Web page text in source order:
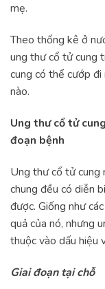
mẹ.
Theo thống kê ở
ung thư cổ tử cung
cung có thể cướp
nào.
Ung thư cổ tử
đoạn bệnh
Ung thư cổ tử cung
chung đều có diễn
được. Giống như
quả của nó, nhưng
thuộc vào dấu hiệu
Giai đoạn tại chỗ